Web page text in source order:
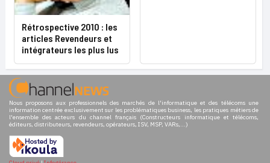
Rétrospective 2010 : les
articles Revendeurs et
intégrateurs les plus lus
Nous proposons aux professionnels des marchés de l'informatique et des télécoms une
information centrée exclusivement sur les problématiques business, les pratiques métiers de
l'ensemble des acteurs du channel français (Constructeurs informatique et télécoms,
éditeurs, distributeurs, revendeurs, opérateurs, ISV, MSP, VARs,...)